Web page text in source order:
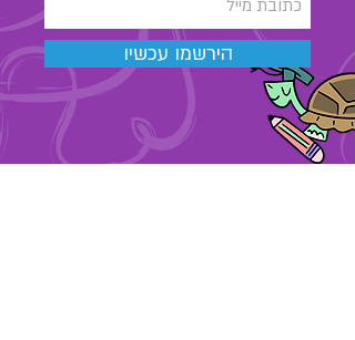
הירשמו עכשיו